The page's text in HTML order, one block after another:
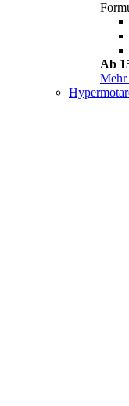
Ab
Mehr